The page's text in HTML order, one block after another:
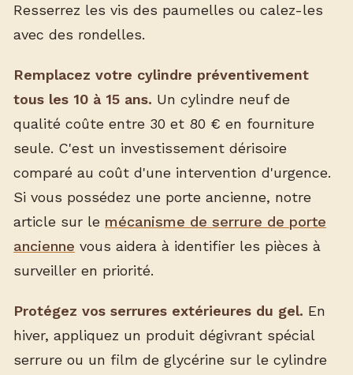
Resserrez les vis des paumelles ou calez-les
avec des rondelles.
Remplacez votre cylindre préventivement
tous les 10 à 15 ans. Un cylindre neuf de
qualité coûte entre 30 et 80 € en fourniture
seule. C'est un investissement dérisoire
comparé au coût d'une intervention d'urgence.
Si vous possédez une porte ancienne, notre
article sur le mécanisme de serrure de porte
ancienne vous aidera à identifier les pièces à
surveiller en priorité.
Protégez vos serrures extérieures du gel. En
hiver, appliquez un produit dégivrant spécial
serrure ou un film de glycérine sur le cylindre